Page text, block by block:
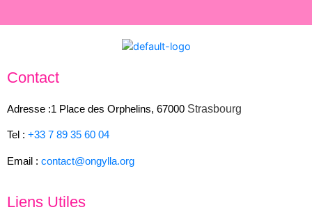
Contact
Adresse :1 Place des Orphelins, 67000 Strasbourg
Tel : +33 7 89 35 60 04
Email : contact@ongylla.org
Liens Utiles